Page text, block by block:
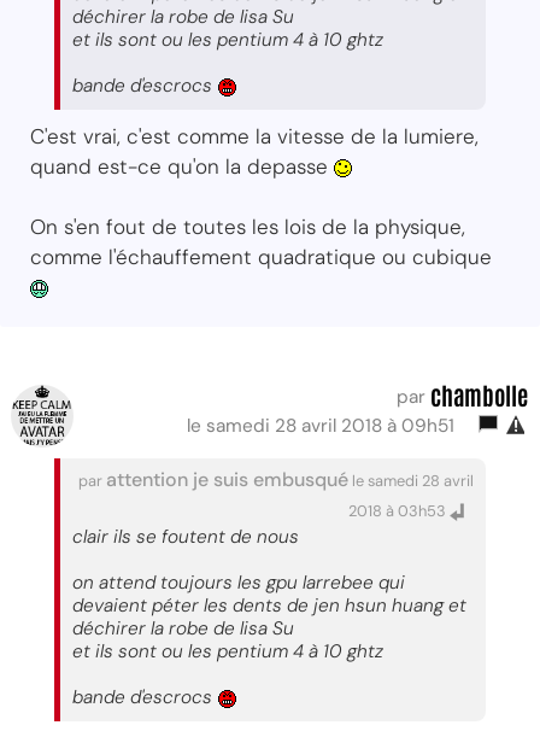
déchirer la robe de lisa Su
et ils sont ou les pentium 4 à 10 ghtz
bande d'escrocs
C'est vrai, c'est comme la vitesse de la lumiere,
quand est-ce qu'on la depasse
On s'en fout de toutes les lois de la physique,
comme l'échauffement quadratique ou cubique
par chambolle
le samedi 28 avril 2018 à 09h51
par attention je suis embusqué le samedi 28 avril
2018 à 03h53
clair ils se foutent de nous
on attend toujours les gpu larrebee qui
devaient péter les dents de jen hsun huang et
déchirer la robe de lisa Su
et ils sont ou les pentium 4 à 10 ghtz
bande d'escrocs